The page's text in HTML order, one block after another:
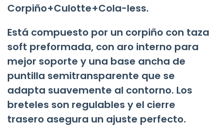
Corpiño+Culotte+Cola-less.
Está compuesto por un corpiño con taza
soft preformada, con aro interno para
mejor soporte y una base ancha de
puntilla semitransparente que se
adapta suavemente al contorno. Los
breteles son regulables y el cierre
trasero asegura un ajuste perfecto.